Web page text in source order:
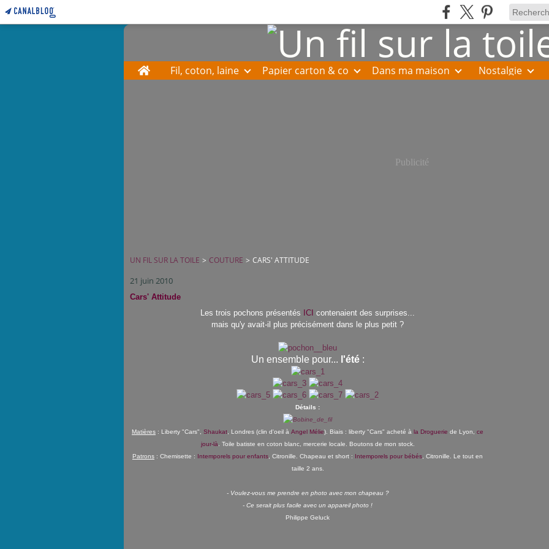
Home Fil, coton, laine Papier carton & co Dans ma maison Nostalgie
Publicité
UN FIL SUR LA TOILE > COUTURE > CARS' ATTITUDE
21 juin 2010
Cars' Attitude
Les trois pochons présentés ICI contenaient des surprises...
mais qu'y avait-il plus précisément dans le plus petit ?
Un ensemble pour... l'été :
Détails :
Matières : Liberty "Cars", Shaukat , Londres (clin d'oeil à Angel Mélie). Biais : liberty "Cars" acheté à la Droguerie de Lyon, ce
jour-là . Toile batiste en coton blanc, mercerie locale. Boutons de mon stock.
Patrons : Chemisette : Intemporels pour enfants , Citronille. Chapeau et short : Intemporels pour bébés , Citronille. Le tout en
taille 2 ans.
- Voulez-vous me prendre en photo avec mon chapeau ?
- Ce serait plus facile avec un appareil photo !
Philippe Geluck